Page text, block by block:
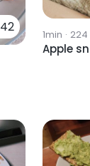
42 1min · 224
Apple